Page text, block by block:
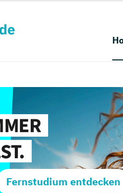
Fernstudium entdecken